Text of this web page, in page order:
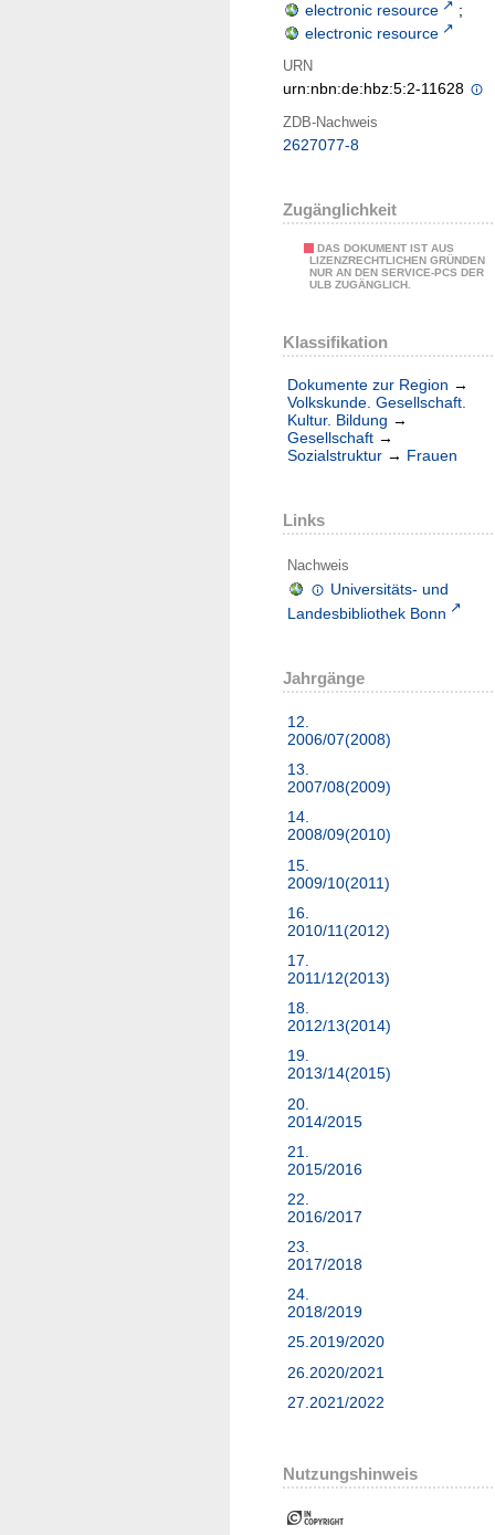
electronic resource
;
electronic resource
URN
urn:nbn:de:hbz:5:2-11628
ZDB-Nachweis
2627077-8
Zugänglichkeit
DAS DOKUMENT IST AUS
LIZENZRECHTLICHEN GRÜNDEN
NUR AN DEN SERVICE-PCS DER
ULB ZUGÄNGLICH.
Klassifikation
Dokumente zur Region →
Volkskunde. Gesellschaft.
Kultur. Bildung →
Gesellschaft →
Sozialstruktur → Frauen
Links
Nachweis
Universitäts- und
Landesbibliothek Bonn
Jahrgänge
12.
2006/07(2008)
13.
2007/08(2009)
14.
2008/09(2010)
15.
2009/10(2011)
16.
2010/11(2012)
17.
2011/12(2013)
18.
2012/13(2014)
19.
2013/14(2015)
20.
2014/2015
21.
2015/2016
22.
2016/2017
23.
2017/2018
24.
2018/2019
25.2019/2020
26.2020/2021
27.2021/2022
Nutzungshinweis